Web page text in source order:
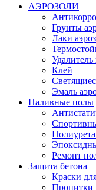
АЭРОЗОЛИ
Грунты
Лаки
Удалитель
Клей
Эмаль
Наливные полы
Ремонт
Защита бетона
Краски
Пропитки